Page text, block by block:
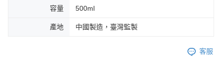
容量 500ml
產地 中國製造，臺灣監製
客服